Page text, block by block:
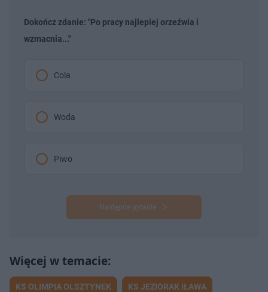
Dokończ zdanie: "Po pracy najlepiej orzeźwia i
wzmacnia..."
Cola
Woda
Piwo
Następne pytanie
KS OLIMPIA OLSZTYNEK KS JEZIORAK IŁAWA